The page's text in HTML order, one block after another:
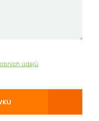
údajů.